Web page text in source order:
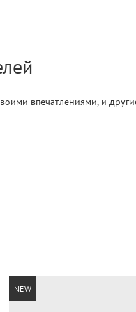
впечатлениями, и
NEW